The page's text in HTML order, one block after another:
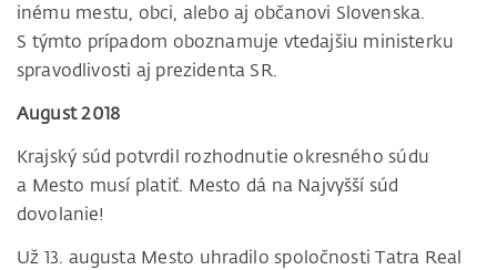
inému mestu, obci, alebo aj občanovi Slovenska.
S týmto prípadom oboznamuje vtedajšiu ministerku
spravodlivosti aj prezidenta SR.
August 2018
Krajský súd potvrdil rozhodnutie okresného súdu
a Mesto musí platiť. Mesto dá na Najvyšší súd
dovolanie!
Už 13. augusta Mesto uhradilo spoločnosti Tatra Real